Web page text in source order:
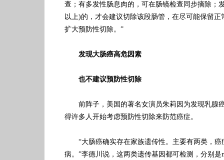
查；有多发性肠息肉的，可在肠镜检查同步摘除；
以上)的，才会建议切除该段肠管，在尽可能保留
扩大预防性切除。”
发现大肠癌高危因素
也不建议预防性切除
前阵子，美国的著名女演员朱莉因为发现乳腺
得许多人开始考虑预防性切除来防范癌症。
“大肠癌确实存在家族遗传性。主要有两类，癌
病。”李德川说，这两类遗传基因都可检测，分别是